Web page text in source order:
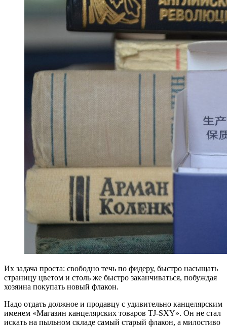
Их задача проста: свободно течь по фидеру, быстро насыщать
страницу цветом и столь же быстро заканчиваться, побуждая
хозяина покупать новый флакон.
Надо отдать должное и продавцу с удивительно канцелярским
именем «Магазин канцелярских товаров TJ-SXY». Он не стал
искать на пыльном складе самый старый флакон, а милостиво